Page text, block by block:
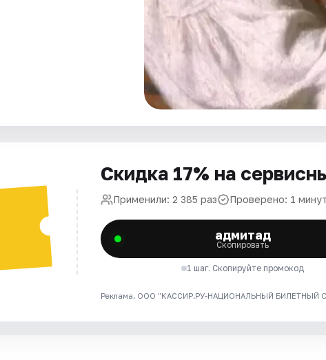
Скидка 17% на
Применили: 2 385 раз Проверено: 1
адмитад
Скопировать
1 шаг. Скопируйте промокод
Реклама. ООО "КАССИР.РУ-НАЦИОНАЛЬНЫЙ БИЛЕТНЫЙ